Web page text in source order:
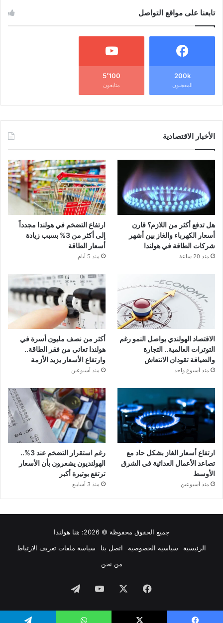
تابعنا على مواقع التواصل
200k
المعجبون
5٬100
متابعون
الأخبار الاقتصادية
هل تدفع أكثر من اللازم؟ قارن
أسعار الكهرباء والغاز بين أشهر
شركات الطاقة في هولندا
منذ 20 ساعة
ارتفاع التضخم في هولندا مجدداً
إلى أكثر من 3% بسبب زيادة
أسعار الطاقة
منذ 5 أيام
الاقتصاد الهولندي يواصل النمو رغم
التوترات العالمية.. التجارة
والضيافة تقودان الانتعاش
منذ أسبوع واحد
أكثر من نصف مليون أسرة في
هولندا تعاني من فقر الطاقة..
وارتفاع الأسعار يزيد الأزمة
منذ أسبوعين
ارتفاع أسعار الغاز بشكل حاد مع
تصاعد الأعمال العدائية في الشرق
الأوسط
منذ أسبوعين
رغم استقرار التضخم عند 3%..
الهولنديون يشعرون بأن الأسعار
ترتفع بوتيرة أكبر
منذ 3 أسابيع
جميع الحقوق محفوظة © 2026:
هنا هولندا
الرئيسية
سياسية الخصوصية اتصل بنا
سياسة ملفات تعريف الارتباط
من نحن
فيسبوك ‫YouTubeتيلقرام